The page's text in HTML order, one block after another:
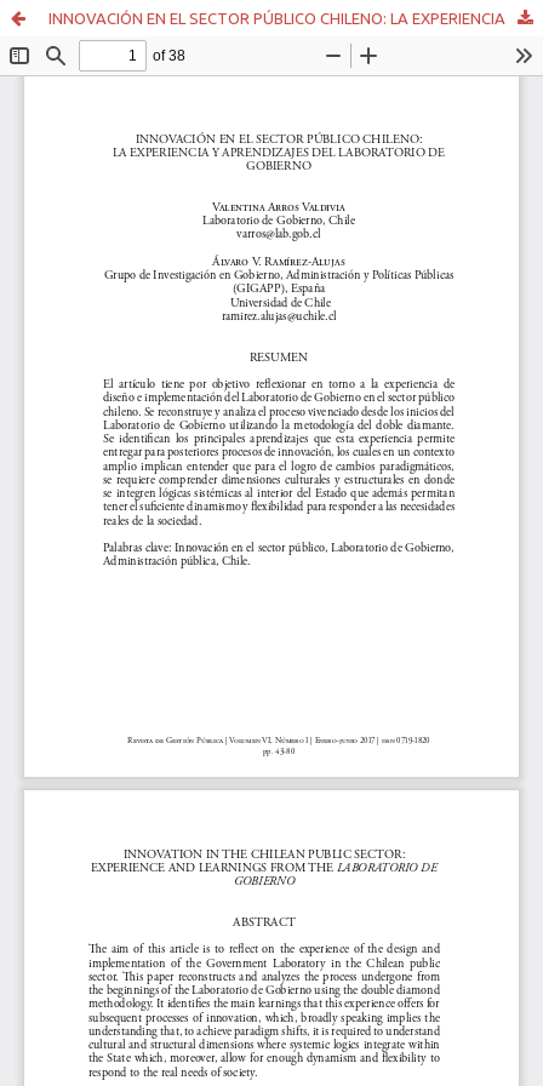
INNOVACIÓN EN EL SECTOR PÚBLICO CHILENO: LA EXPERIENCIA Y APRENDIZAJES DEL LABORATORIO DE GOBIERNO